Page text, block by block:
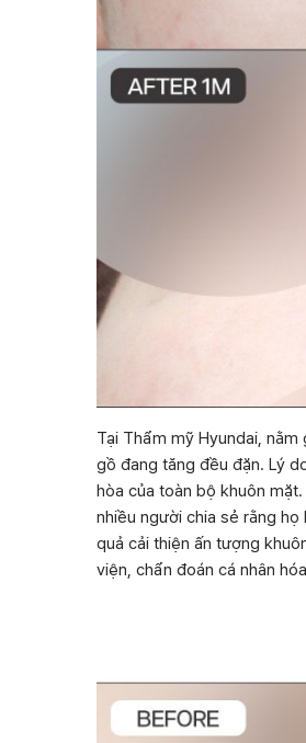
Tại Thẩm mỹ Hyundai,
gồ đang tăng đều đặn. Lý
hòa của toàn bộ khuôn
nhiều người chia sẻ rằng
quả cải thiện ấn tượng
viện, chẩn đoán cá nhân